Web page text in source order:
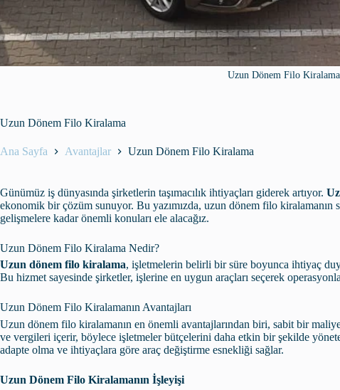
Uzun Dönem Filo Kiralama
Uzun Dönem Filo Kiralama
Ana Sayfa Avantajlar Uzun Dönem Filo Kiralama
Günümüz iş dünyasında şirketlerin taşımacılık ihtiyaçları giderek artıyor.
ekonomik bir çözüm sunuyor. Bu yazımızda, uzun dönem filo kiralamanın
gelişmelere kadar önemli konuları ele alacağız.
Uzun Dönem Filo Kiralama Nedir?
Uzun dönem filo kiralama, işletmelerin belirli bir süre boyunca ihtiyaç
Bu hizmet sayesinde şirketler, işlerine en uygun araçları seçerek
Uzun Dönem Filo Kiralamanın Avantajları
Uzun dönem filo kiralamanın en önemli avantajlarından biri, sabit bir
ve vergileri içerir, böylece işletmeler bütçelerini daha etkin bir şekilde
adapte olma ve ihtiyaçlara göre araç değiştirme esnekliği sağlar.
Uzun Dönem Filo Kiralamanın İşleyişi